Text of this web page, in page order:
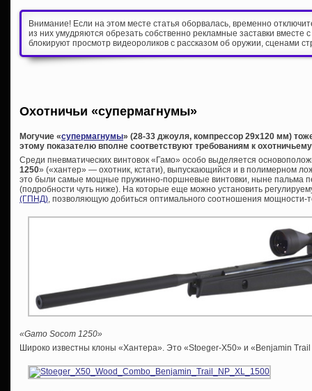
Внимание! Если на этом месте статья оборвалась, временно
из них умудряются обрезать собственно рекламные заставки вместе
блокируют просмотр видеороликов с рассказом об оружии, сценами
Охотничьи «супермагнумы»
Могучие «супермагнумы» (28-33 джоуля, компрессор 29х120 мм)
этому показателю вполне соответствуют требованиям к
Среди пневматических винтовок «Гамо» особо выделяется
1250» («хантер» — охотник, кстати), выпускающийся и в полимерном
это были самые мощные пружинно-поршневые винтовки, ныне пальма
(подробности чуть ниже). На которые еще можно установить
(ГПНД), позволяющую добиться оптимального соотношения мощности-
«Gamo Socom 1250»
Широко известны клоны «Хантера». Это «Stoeger-X50» и «Benjamin